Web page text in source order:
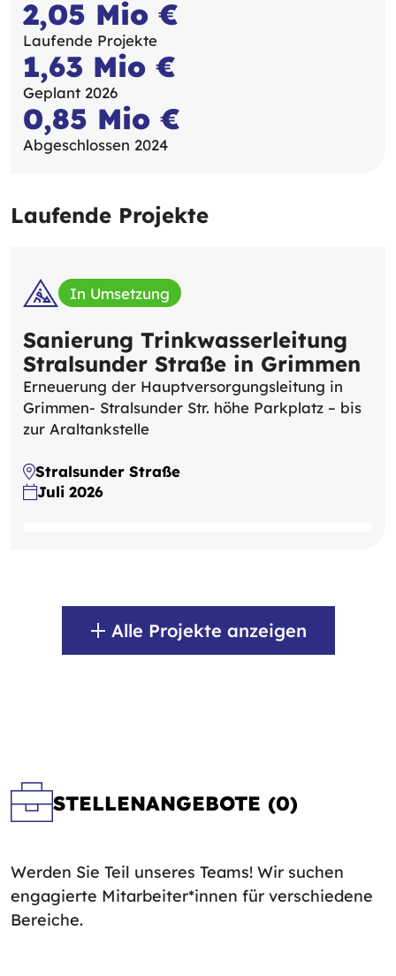
2,05 Mio €
Laufende Projekte
1,63 Mio €
Geplant 2026
0,85 Mio €
Abgeschlossen 2024
Laufende Projekte
In Umsetzung
Sanierung Trinkwasserleitung
Stralsunder Straße in Grimmen
Erneuerung der Hauptversorgungsleitung in
Grimmen- Stralsunder Str. höhe Parkplatz – bis
zur Araltankstelle
Stralsunder Straße
Juli 2026
Alle Projekte anzeigen
STELLENANGEBOTE (0)
Werden Sie Teil unseres Teams! Wir suchen
engagierte Mitarbeiter*innen für verschiedene
Bereiche.